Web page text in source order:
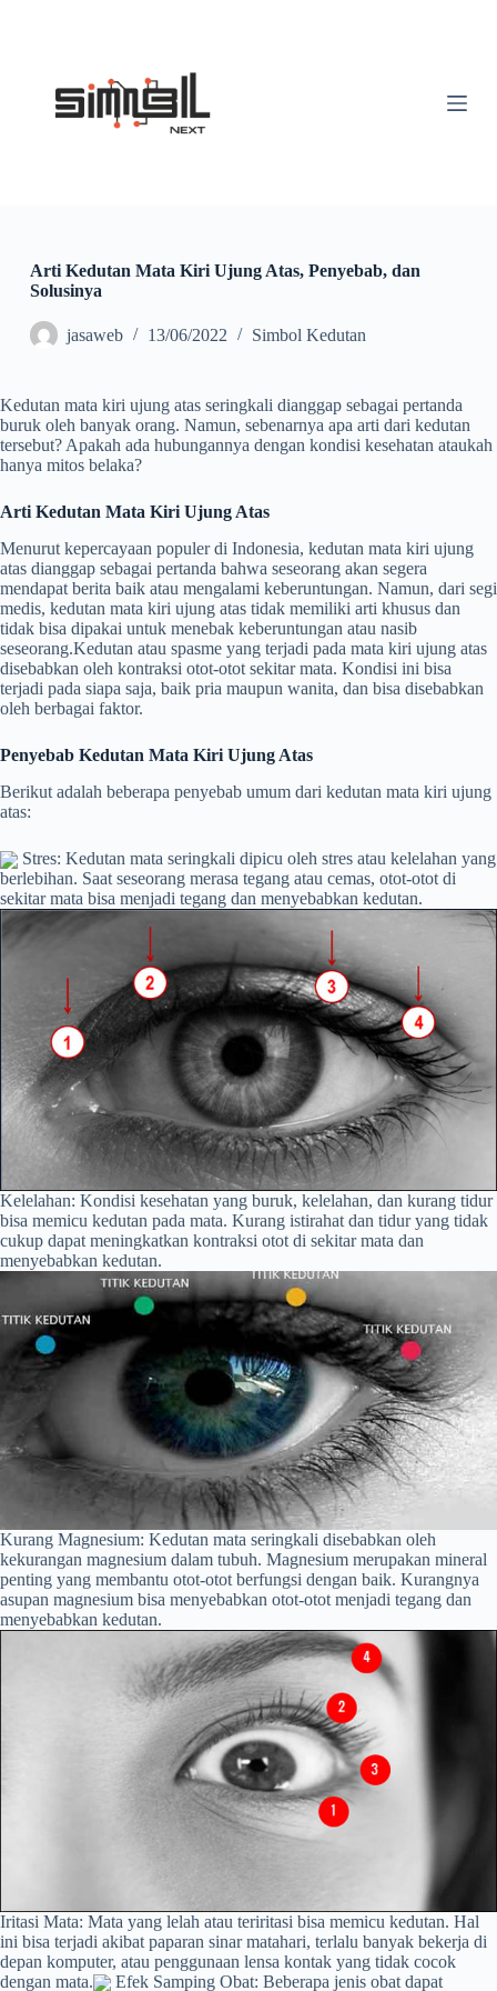
Arti Kedutan Mata Kiri Ujung Atas, Penyebab, dan
Solusinya
jasaweb 13/06/2022 Simbol Kedutan
Kedutan mata kiri ujung atas seringkali dianggap sebagai pertanda
buruk oleh banyak orang. Namun, sebenarnya apa arti dari kedutan
tersebut? Apakah ada hubungannya dengan kondisi kesehatan ataukah
hanya mitos belaka?
Arti Kedutan Mata Kiri Ujung Atas
Menurut kepercayaan populer di Indonesia, kedutan mata kiri ujung
atas dianggap sebagai pertanda bahwa seseorang akan segera
mendapat berita baik atau mengalami keberuntungan. Namun, dari segi
medis, kedutan mata kiri ujung atas tidak memiliki arti khusus dan
tidak bisa dipakai untuk menebak keberuntungan atau nasib
seseorang.Kedutan atau spasme yang terjadi pada mata kiri ujung atas
disebabkan oleh kontraksi otot-otot sekitar mata. Kondisi ini bisa
terjadi pada siapa saja, baik pria maupun wanita, dan bisa disebabkan
oleh berbagai faktor.
Penyebab Kedutan Mata Kiri Ujung Atas
Berikut adalah beberapa penyebab umum dari kedutan mata kiri ujung
atas:
Stres: Kedutan mata seringkali dipicu oleh stres atau kelelahan yang
berlebihan. Saat seseorang merasa tegang atau cemas, otot-otot di
sekitar mata bisa menjadi tegang dan menyebabkan kedutan.
Kelelahan: Kondisi kesehatan yang buruk, kelelahan, dan kurang tidur
bisa memicu kedutan pada mata. Kurang istirahat dan tidur yang tidak
cukup dapat meningkatkan kontraksi otot di sekitar mata dan
menyebabkan kedutan.
Kurang Magnesium: Kedutan mata seringkali disebabkan oleh
kekurangan magnesium dalam tubuh. Magnesium merupakan mineral
penting yang membantu otot-otot berfungsi dengan baik. Kurangnya
asupan magnesium bisa menyebabkan otot-otot menjadi tegang dan
menyebabkan kedutan.
Iritasi Mata: Mata yang lelah atau teriritasi bisa memicu kedutan. Hal
ini bisa terjadi akibat paparan sinar matahari, terlalu banyak bekerja di
depan komputer, atau penggunaan lensa kontak yang tidak cocok
dengan mata.
Efek Samping Obat: Beberapa jenis obat dapat